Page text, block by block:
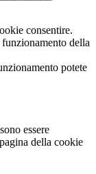
consentire.
della
potete
essere
della cookie